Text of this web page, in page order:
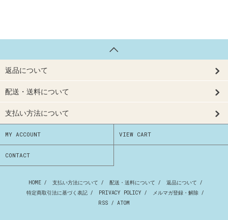
返品について
配送・送料について
支払い方法について
MY ACCOUNT VIEW CART
CONTACT
HOME / 支払い方法について / 配送・送料について / 返品について /
特定商取引法に基づく表記 / PRIVACY POLICY / メルマガ登録・解除 /
RSS / ATOM